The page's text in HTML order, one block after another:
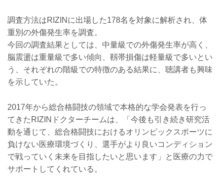
調査方法はRIZINに出場した178名を対象に解析され、体
重別の外傷発生率を調査。
今回の調査結果としては、中量級での外傷発生率が高く、
脳震盪は重量級で多い傾向、靱帯損傷は軽量級で多いとい
う、それぞれの階級での特徴のある結果に、聴講者も興味
を示していた。
2017年から総合格闘技の領域で本格的な学会発表を行っ
てきたRIZINドクターチームは、「今後も引き続き研究活
動を通じて、総合格闘技におけるオリンピックスポーツに
負けない医療環境づくり、選手がより良いコンディション
で戦っていく未来を目指したいと思います」と医療の力で
サポートしてくれている。